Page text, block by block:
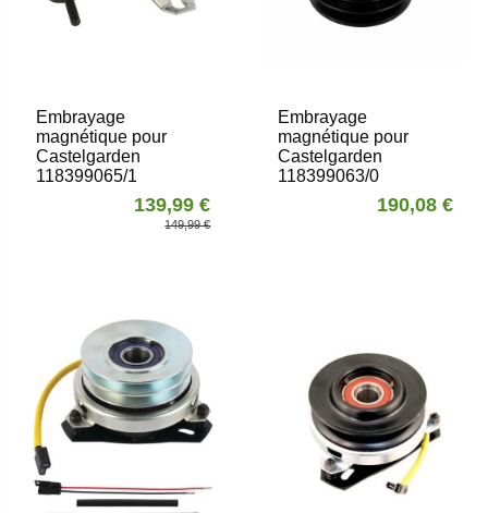
Embrayage
magnétique pour
Castelgarden
118399065/1
139,99 €
149,99 €
Embrayage
magnétique pour
Castelgarden
118399063/0
190,08 €